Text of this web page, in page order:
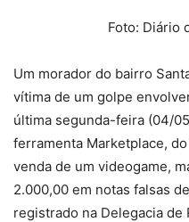
Foto: Diário
Um morador do bairro
vítima de um golpe
última segunda-feira (04/
ferramenta Marketplace,
venda de um videogame,
2.000,00 em notas falsas
registrado na Delegacia